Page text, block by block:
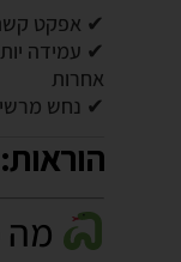
✔ אפקט
✔ עמידה
אחרות
✔ נחש
הוראות:
מה